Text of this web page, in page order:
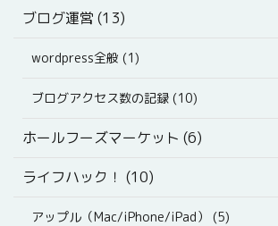
ブログ運営 (13)
wordpress全般 (1)
ブログアクセス数の記録 (10)
ホールフーズマーケット (6)
ライフハック！ (10)
アップル（Mac/iPhone/iPad） (5)